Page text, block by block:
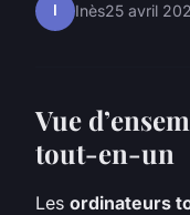
I Inès25 avril
Vue
tout-en-un
Les ordinateurs